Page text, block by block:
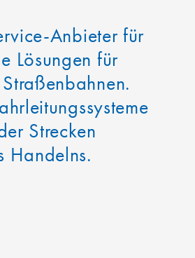
Anbieter für
Lösungen für
Strecken
Handelns.